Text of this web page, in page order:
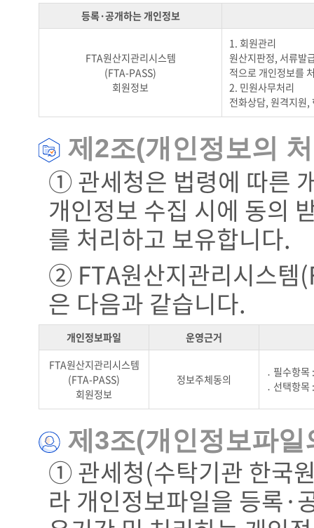
등록·공개하는 개인정보
FTA원산지관리시스템
(FTA-PASS)
회원정보
1. 회원관리
원산지판정, 서류발
적으로 개인정보를
2. 민원사무처리
전화상담, 원격지원,
제2조(개인정보의
① 관세청은 법령에 따른
개인정보 수집 시에 동의
를 처리하고 보유합니다.
② FTA원산지관리시스템
은 다음과 같습니다.
개인정보파일
운영근거
FTA원산지관리시스템
(FTA-PASS)
회원정보
정보주체동의
․ 필수항
․ 선택항목
제3조(개인정보파
① 관세청(수탁기관 한국
라 개인정보파일을 등록·